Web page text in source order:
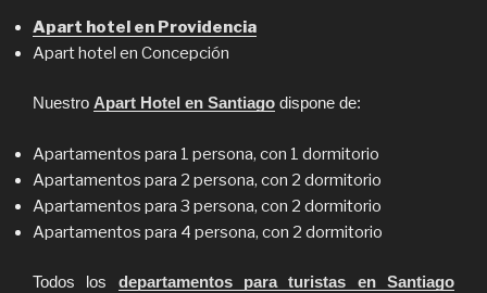
Apart hotel en Providencia
Apart hotel en Concepción
Nuestro Apart Hotel en Santiago dispone de:
Apartamentos para 1 persona, con 1 dormitorio
Apartamentos para 2 persona, con 2 dormitorio
Apartamentos para 3 persona, con 2 dormitorio
Apartamentos para 4 persona, con 2 dormitorio
Todos los departamentos para turistas en Santiago